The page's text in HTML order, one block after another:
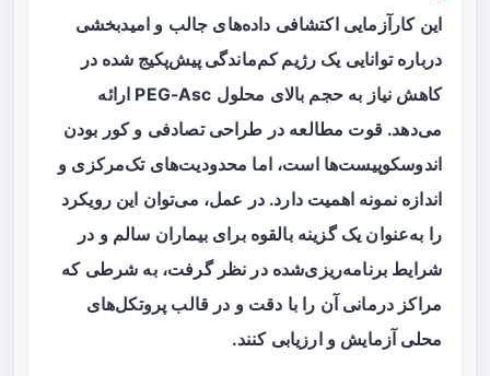
این کارآزمایی اکتشافی داده‌های جالب و امیدبخشی
درباره توانایی یک رژیم کم‌ماندگی پیش‌پکیج شده در
کاهش نیاز به حجم بالای محلول PEG-Asc ارائه
می‌دهد. قوت مطالعه در طراحی تصادفی و کور بودن
اندوسکوپیست‌ها است، اما محدودیت‌های تک‌مرکزی و
اندازه نمونه اهمیت دارد. در عمل، می‌توان این رویکرد
را به‌عنوان یک گزینه بالقوه برای بیماران سالم و در
شرایط برنامه‌ریزی‌شده در نظر گرفت، به شرطی که
مراکز درمانی آن را با دقت و در قالب پروتکل‌های
محلی آزمایش و ارزیابی کنند.